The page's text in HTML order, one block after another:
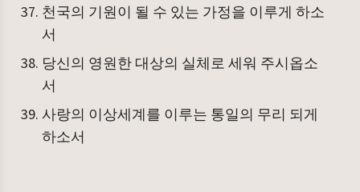
천국의 기원이 될 수 있는 가정을 이루게 하소
서
당신의 영원한 대상의 실체로 세워 주시옵소
서
사랑의 이상세계를 이루는 통일의 무리 되게
하소서